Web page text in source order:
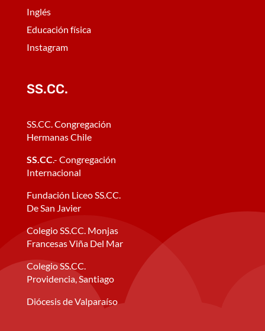
Inglés
Educación física
Instagram
SS.CC.
SS.CC. Congregación
Hermanas Chile
SS.CC.- Congregación
Internacional
Fundación Liceo SS.CC.
De San Javier
Colegio SS.CC. Monjas
Francesas Viña Del Mar
Colegio SS.CC.
Providencia, Santiago
Diócesis de Valparaíso